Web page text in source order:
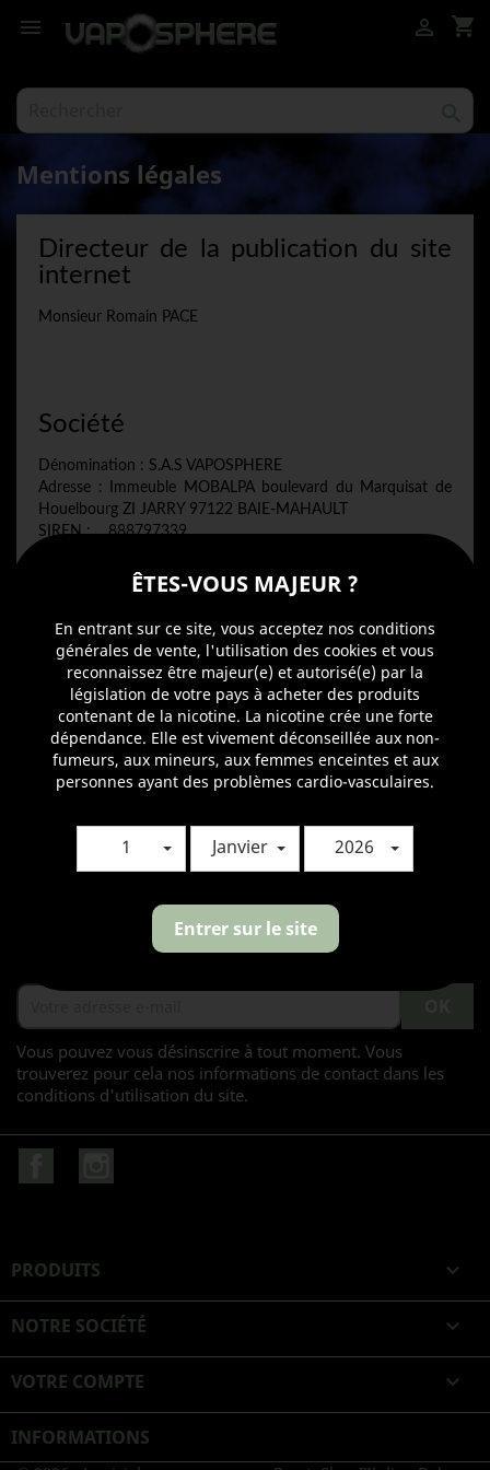
 shopping_cart

Mentions légales
Directeur de la publication du site
internet
Monsieur Romain PACE
Société
Dénomination : S.A.S VAPOSPHERE
Adresse : Immeuble MOBALPA boulevard du Marquisat de
Houelbourg ZI JARRY 97122 BAIE-MAHAULT
SIREN : 888797339
Activité (Code NAF ou APE) : Autres commerces de détail
Date immatriculation RCS : 24-09-2020
Capital social : 1 000,00 €
Président: Monsieur Romain PACE
Concept and production:
This Online store was created usingPrestashop
Shopping Cart Software,check out PrestaShop's
ecommerce blogfor news and advices about selling
Recevez nos offres spéciales
Vous pouvez vous désinscrire à tout moment. Vous
trouverez pour cela nos informations de contact dans les
conditions d'utilisation du site.
PRODUITS 
NOTRE SOCIÉTÉ 
VOTRE COMPTE 
INFORMATIONS
ÊTES-VOUS MAJEUR ?
En entrant sur ce site, vous acceptez nos conditions
générales de vente, l'utilisation des cookies et vous
reconnaissez être majeur(e) et autorisé(e) par la
législation de votre pays à acheter des produits
contenant de la nicotine. La nicotine crée une forte
dépendance. Elle est vivement déconseillée aux non-
fumeurs, aux mineurs, aux femmes enceintes et aux
personnes ayant des problèmes cardio-vasculaires.
1 Janvier 2026
Entrer sur le site